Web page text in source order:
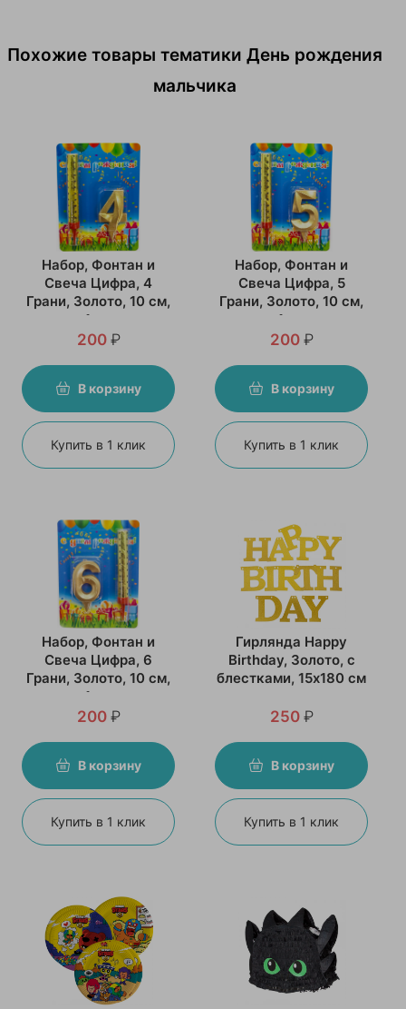
Похожие товары тематики День рождения
мальчика
Набор, Фонтан и
Свеча Цифра, 4
Грани, Золото, 10 см,
1 шт
200 ₽
В корзину
Купить в 1 клик
Набор, Фонтан и
Свеча Цифра, 5
Грани, Золото, 10 см,
1 шт
200 ₽
В корзину
Купить в 1 клик
Набор, Фонтан и
Свеча Цифра, 6
Грани, Золото, 10 см,
1 шт
200 ₽
В корзину
Купить в 1 клик
Гирлянда Happy
Birthday, Золото, с
блестками, 15х180 см
250 ₽
В корзину
Купить в 1 клик